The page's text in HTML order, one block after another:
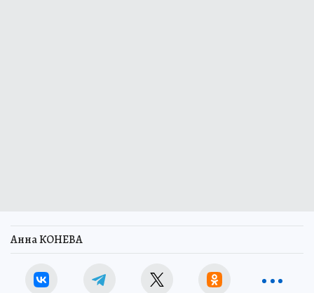
Анна КОНЕВА